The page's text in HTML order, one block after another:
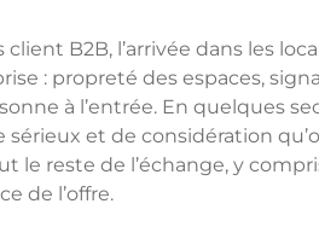
client B2B, l’arrivée dans les
: propreté des espaces,
à l’entrée. En quelques
sérieux et de considération
le reste de l’échange, y
de l’offre.